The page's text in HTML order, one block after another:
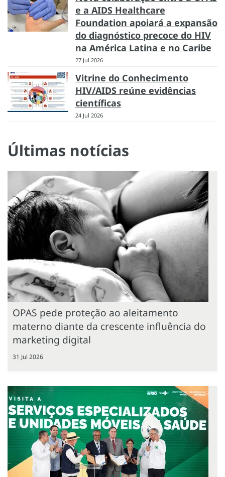
e a AIDS Healthcare
Foundation apoiará a expansão
do diagnóstico precoce do HIV
na América Latina e no Caribe
27 Jul 2026
Vitrine do Conhecimento
HIV/AIDS reúne evidências
científicas
24 Jul 2026
Últimas notícias
OPAS pede proteção ao aleitamento
materno diante da crescente influência do
marketing digital
31 Jul 2026